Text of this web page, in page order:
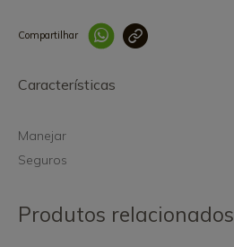
Compartilhar
Características
Manejar
Seguros
Produtos relacionados